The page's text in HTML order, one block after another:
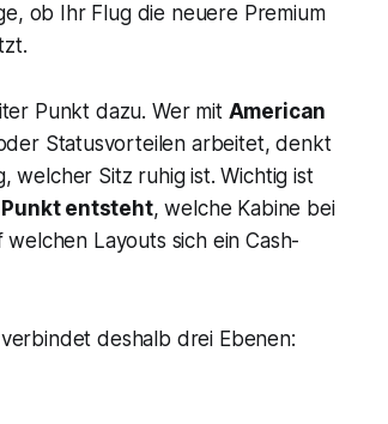
ob Ihr Flug die neuere Premium
Punkt dazu. Wer mit American
Statusvorteilen arbeitet, denkt
welcher Sitz ruhig ist. Wichtig ist
entsteht, welche Kabine bei
Layouts sich ein Cash-
deshalb drei Ebenen: